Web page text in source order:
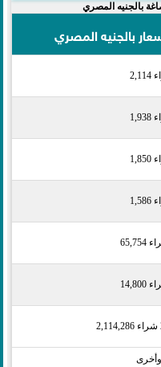
بالجنيه المصري
بالجنيه المصري